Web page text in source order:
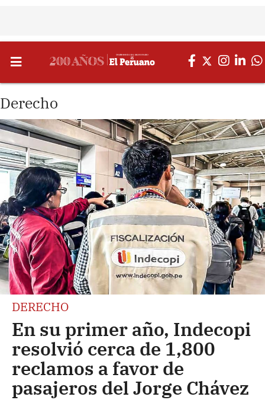
Derecho
DERECHO
En su primer año, Indecopi
resolvió cerca de 1,800
reclamos a favor de
pasajeros del Jorge Chávez